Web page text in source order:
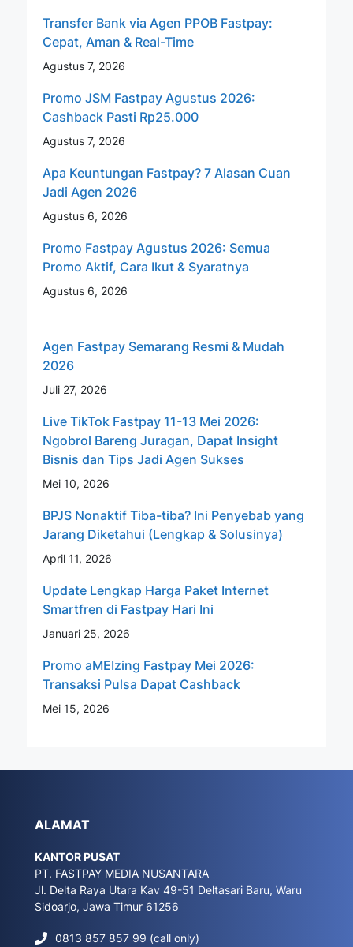
Transfer Bank via Agen PPOB Fastpay:
Cepat, Aman & Real-Time
Agustus 7, 2026
Promo JSM Fastpay Agustus 2026:
Cashback Pasti Rp25.000
Agustus 7, 2026
Apa Keuntungan Fastpay? 7 Alasan Cuan
Jadi Agen 2026
Agustus 6, 2026
Promo Fastpay Agustus 2026: Semua
Promo Aktif, Cara Ikut & Syaratnya
Agustus 6, 2026
Agen Fastpay Semarang Resmi & Mudah
2026
Juli 27, 2026
Live TikTok Fastpay 11-13 Mei 2026:
Ngobrol Bareng Juragan, Dapat Insight
Bisnis dan Tips Jadi Agen Sukses
Mei 10, 2026
BPJS Nonaktif Tiba-tiba? Ini Penyebab yang
Jarang Diketahui (Lengkap & Solusinya)
April 11, 2026
Update Lengkap Harga Paket Internet
Smartfren di Fastpay Hari Ini
Januari 25, 2026
Promo aMEIzing Fastpay Mei 2026:
Transaksi Pulsa Dapat Cashback
Mei 15, 2026
ALAMAT
KANTOR PUSAT
PT. FASTPAY MEDIA NUSANTARA
Jl. Delta Raya Utara Kav 49-51 Deltasari Baru, Waru
Sidoarjo, Jawa Timur 61256
0813 857 857 99 (call only)